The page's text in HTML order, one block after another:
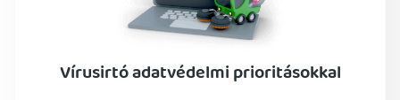
Vírusirtó adatvédelmi prioritásokkal